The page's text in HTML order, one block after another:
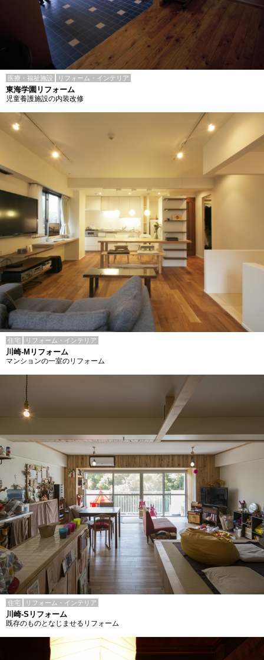
医療・福祉施設 リフォーム・インテリア
東海学園リフォーム
児童養護施設の内装改修
住宅 リフォーム・インテリア
川崎-Mリフォーム
マンションの一室のリフォーム
住宅 リフォーム・インテリア
川崎-Sリフォーム
既存のものとなじませるリフォーム